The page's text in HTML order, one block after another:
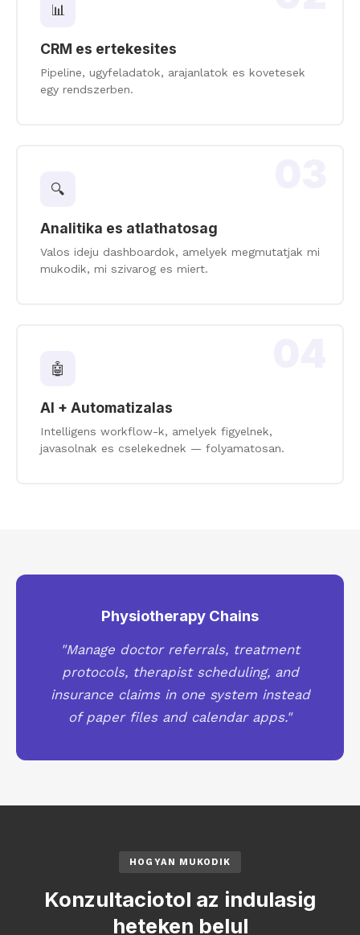
📊
CRM es ertekesites
Pipeline, ugyfeladatok, arajanlatok es kovetesek
egy rendszerben.
🔍
Analitika es atlathatosag
Valos ideju dashboardok, amelyek megmutatjak mi
mukodik, mi szivarog es miert.
🤖
AI + Automatizalas
Intelligens workflow-k, amelyek figyelnek,
javasolnak es cselekednek — folyamatosan.
Physiotherapy Chains
"Manage doctor referrals, treatment
protocols, therapist scheduling, and
insurance claims in one system instead
of paper files and calendar apps."
HOGYAN MUKODIK
Konzultaciotol az indulasig
heteken belul